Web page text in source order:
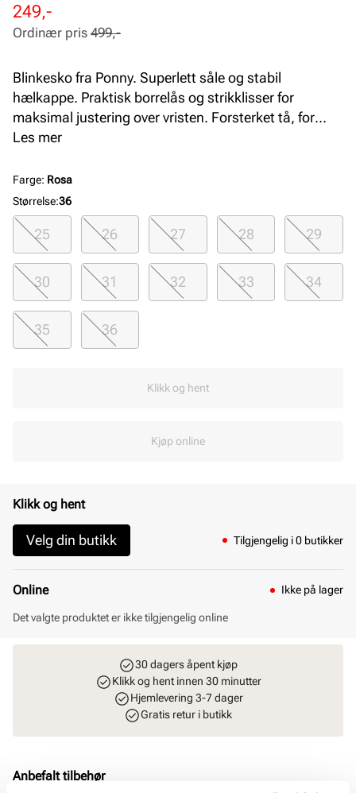
Rabattert
pris
249,-
Ordinær
pris
Ordinær pris 499,-
Blinkesko fra Ponny. Superlett såle og stabil
hælkappe. Praktisk borrelås og strikklisser for
maksimal justering over vristen. Forsterket tå, for
aktive dager. Joggeskoen har utagbar innersåle for
Les mer
Farge: Rosa
Størrelse:36
25 26 27 28 29
30 31 32 33 34
35 36
Klikk og hent
Kjøp online
Klikk og hent
Velg din butikk Tilgjengelig i 0 butikker
Online Ikke på lager
Det valgte produktet er ikke tilgjengelig online
30 dagers åpent kjøp
Klikk og hent innen 30 minutter
Hjemlevering 3-7 dager
Gratis retur i butikk
Anbefalt tilbehør